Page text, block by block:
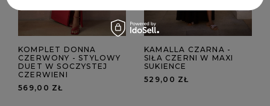
KOMPLET DONNA
CZERWONY - STYLOWY
DUET W SOCZYSTEJ
CZERWIENI
569,00 ZŁ
KAMALLA CZARNA -
SIŁA CZERNI W MAXI
SUKIENCE
529,00 ZŁ